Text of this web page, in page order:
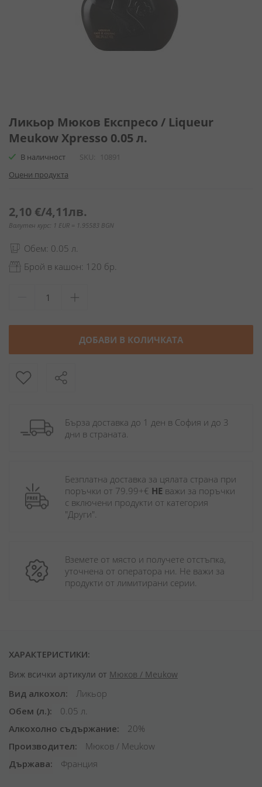
към
началото
на
галерия
снимки
Ликьор Мюков Експресо / Liqueur
Meukow Xpresso 0.05 л.
В наличност SKU
10891
Оцени продукта
2,10 €/4,11лв.
Валутен курс: 1 EUR = 1.95583 BGN
Обем: 0.05 л.
Брой в кашон: 120 бр.
ДОБАВИ В КОЛИЧКАТА
Бърза доставка до 1 ден в София и до 3
дни в страната.
Безплатна доставка за цялата страна при
поръчки от 79.99+€ НЕ важи за поръчки
с включени продукти от категория
"Други".
Вземете от място и получете отстъпка,
уточнена от оператора ни. Не важи за
продукти от лимитирани серии.
ХАРАКТЕРИСТИКИ:
Виж всички артикули от Мюков / Meukow
Вид алкохол
Ликьор
Обем (л.)
0.05 л.
Алкохолно съдържание
20%
Производител
Мюков / Meukow
Държава
Франция